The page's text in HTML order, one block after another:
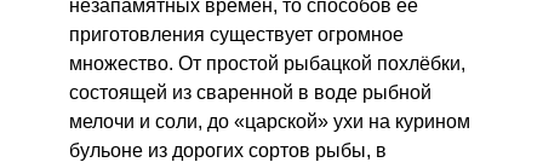
незапамятных времён, то способов её
приготовления существует огромное
множество. От простой рыбацкой похлёбки,
состоящей из сваренной в воде рыбной
мелочи и соли, до «царской» ухи на курином
бульоне из дорогих сортов рыбы, в